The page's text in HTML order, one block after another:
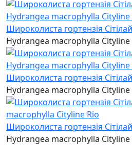
Широколиста гортензія
Hydrangea macrophylla Cityline
Широколиста гортензія
Hydrangea macrophylla Cityline
Широколиста гортензія
Hydrangea macrophylla Cityline